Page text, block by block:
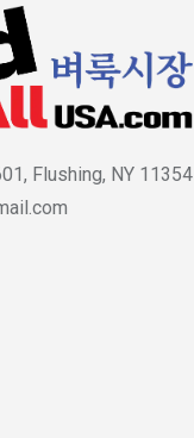
Flushing, NY 11354